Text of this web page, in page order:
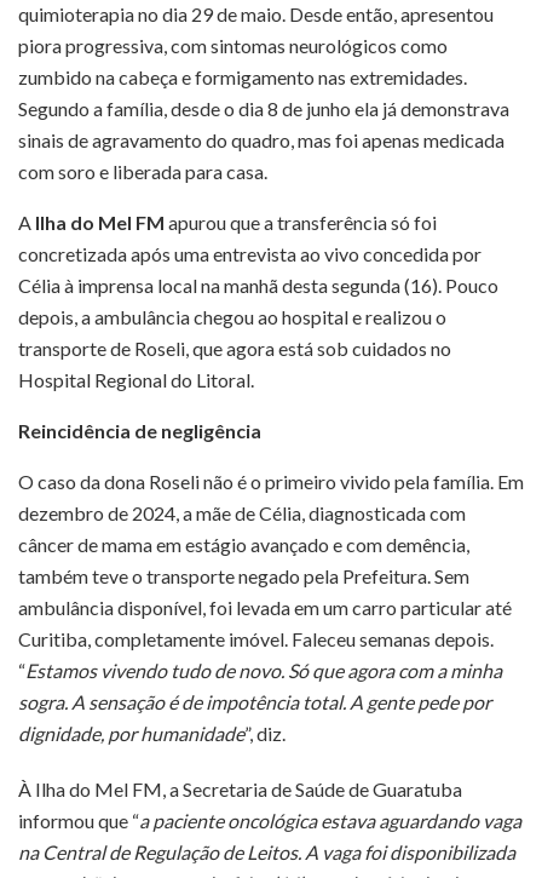
quimioterapia no dia 29 de maio. Desde então, apresentou
piora progressiva, com sintomas neurológicos como
zumbido na cabeça e formigamento nas extremidades.
Segundo a família, desde o dia 8 de junho ela já demonstrava
sinais de agravamento do quadro, mas foi apenas medicada
com soro e liberada para casa.
A Ilha do Mel FM apurou que a transferência só foi
concretizada após uma entrevista ao vivo concedida por
Célia à imprensa local na manhã desta segunda (16). Pouco
depois, a ambulância chegou ao hospital e realizou o
transporte de Roseli, que agora está sob cuidados no
Hospital Regional do Litoral.
Reincidência de negligência
O caso da dona Roseli não é o primeiro vivido pela família. Em
dezembro de 2024, a mãe de Célia, diagnosticada com
câncer de mama em estágio avançado e com demência,
também teve o transporte negado pela Prefeitura. Sem
ambulância disponível, foi levada em um carro particular até
Curitiba, completamente imóvel. Faleceu semanas depois.
“Estamos vivendo tudo de novo. Só que agora com a minha
sogra. A sensação é de impotência total. A gente pede por
dignidade, por humanidade”, diz.
À Ilha do Mel FM, a Secretaria de Saúde de Guaratuba
informou que “a paciente oncológica estava aguardando vaga
na Central de Regulação de Leitos. A vaga foi disponibilizada